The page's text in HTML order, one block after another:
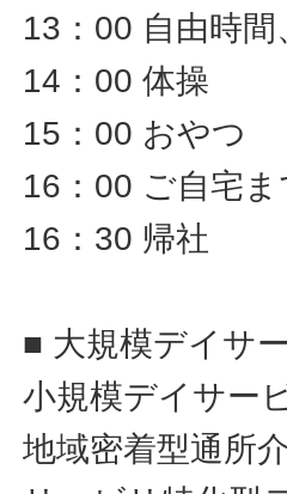
13：00 自由時間
14：00 体操
15：00 おやつ
16：00 ご自宅ま
16：30 帰社
■ 大規模デイサ
小規模デイサー
地域密着型通所